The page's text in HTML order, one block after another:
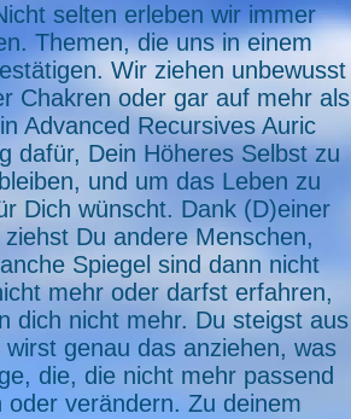
selten erleben wir immer
Themen, die uns in einem
Wir ziehen unbewusst
Chakren oder gar auf mehr als
Advanced Recursives Auric
dafür, Dein Höheres Selbst zu
und um das Leben zu
Dich wünscht. Dank (D)einer
Du andere Menschen,
Spiegel sind dann nicht
mehr oder darfst erfahren,
dich nicht mehr. Du steigst aus
genau das anziehen, was
die, die nicht mehr passend
verändern. Zu deinem